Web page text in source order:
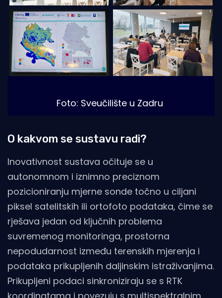
Foto: Sveučilište u Zadru
O kakvom se sustavu radi?
Inovativnost sustava očituje se u
autonomnom i iznimno preciznom
pozicioniranju mjerne sonde točno u ciljani
piksel satelitskih ili ortofoto podataka, čime se
rješava jedan od ključnih problema
suvremenog monitoringa, prostorna
nepodudarnost između terenskih mjerenja i
podataka prikupljenih daljinskim istraživanjima.
Prikupljeni podaci sinkroniziraju se s RTK